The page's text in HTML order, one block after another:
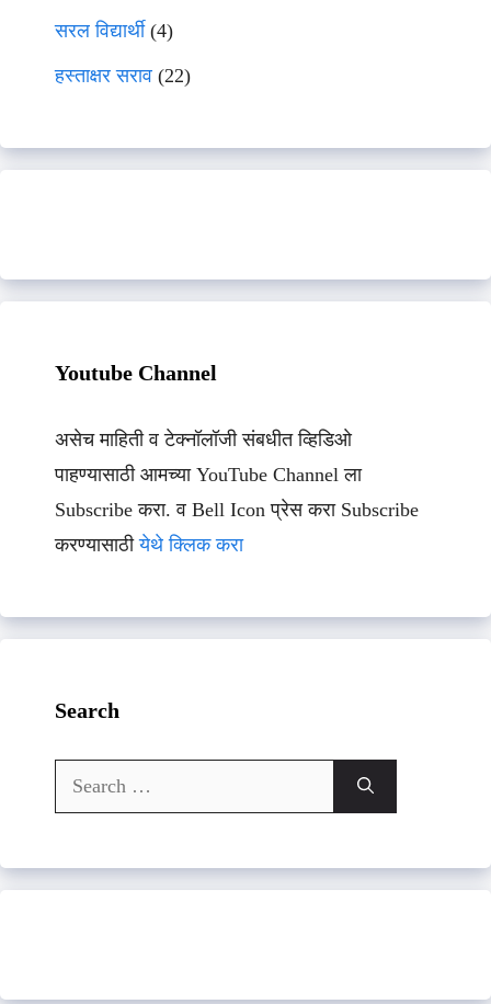
सरल विद्यार्थी(4)
हस्ताक्षर सराव (22)
Youtube Channel
असेच माहिती व टेक्नॉलॉजी संबधीत व्हिडिओ
पाहण्यासाठी आमच्या YouTube Channel ला
Subscribe करा. व Bell Icon प्रेस करा Subscribe
करण्यासाठीयेथे क्लिक करा
Search
Search
for: